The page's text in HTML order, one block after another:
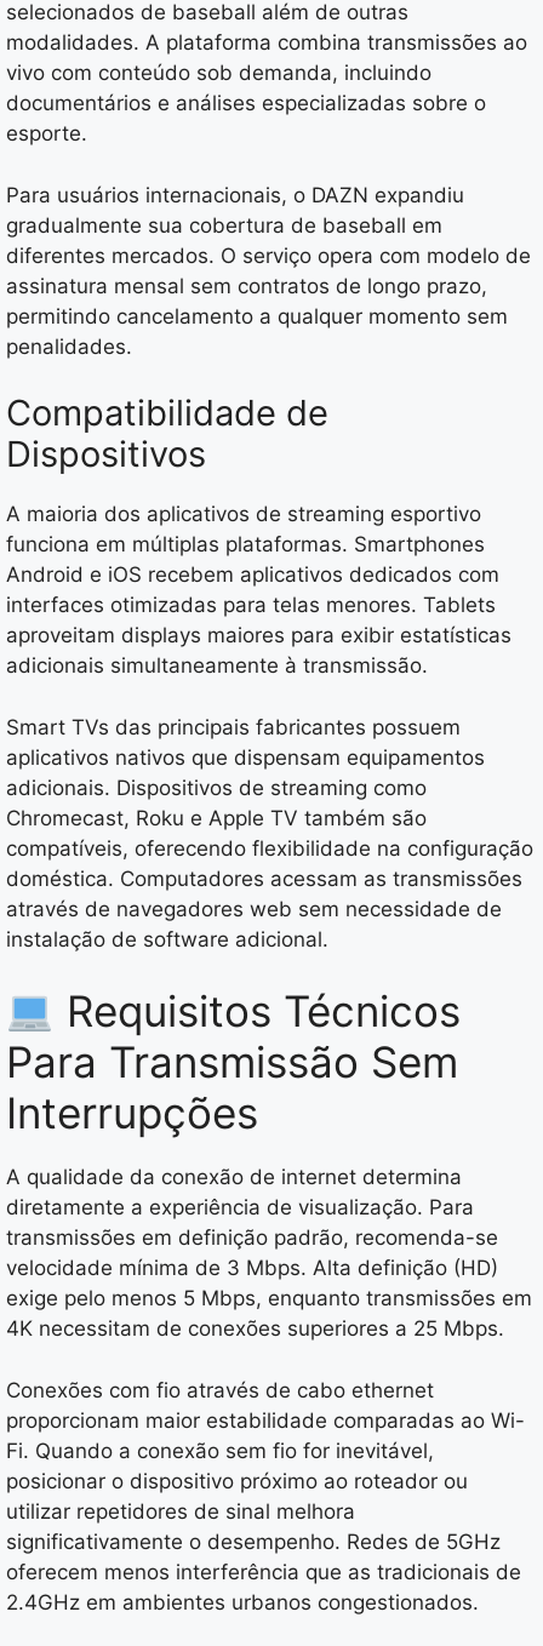
selecionados de baseball além de outras
modalidades. A plataforma combina transmissões ao
vivo com conteúdo sob demanda, incluindo
documentários e análises especializadas sobre o
esporte.
Para usuários internacionais, o DAZN expandiu
gradualmente sua cobertura de baseball em
diferentes mercados. O serviço opera com modelo de
assinatura mensal sem contratos de longo prazo,
permitindo cancelamento a qualquer momento sem
penalidades.
Compatibilidade de
Dispositivos
A maioria dos aplicativos de streaming esportivo
funciona em múltiplas plataformas. Smartphones
Android e iOS recebem aplicativos dedicados com
interfaces otimizadas para telas menores. Tablets
aproveitam displays maiores para exibir estatísticas
adicionais simultaneamente à transmissão.
Smart TVs das principais fabricantes possuem
aplicativos nativos que dispensam equipamentos
adicionais. Dispositivos de streaming como
Chromecast, Roku e Apple TV também são
compatíveis, oferecendo flexibilidade na configuração
doméstica. Computadores acessam as transmissões
através de navegadores web sem necessidade de
instalação de software adicional.
Requisitos Técnicos
Para Transmissão Sem
Interrupções
A qualidade da conexão de internet determina
diretamente a experiência de visualização. Para
transmissões em definição padrão, recomenda-se
velocidade mínima de 3 Mbps. Alta definição (HD)
exige pelo menos 5 Mbps, enquanto transmissões em
4K necessitam de conexões superiores a 25 Mbps.
Conexões com fio através de cabo ethernet
proporcionam maior estabilidade comparadas ao Wi-
Fi. Quando a conexão sem fio for inevitável,
posicionar o dispositivo próximo ao roteador ou
utilizar repetidores de sinal melhora
significativamente o desempenho. Redes de 5GHz
oferecem menos interferência que as tradicionais de
2.4GHz em ambientes urbanos congestionados.